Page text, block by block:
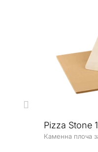
Pizza Stone
Каменна плоча